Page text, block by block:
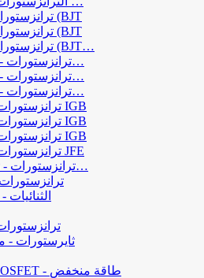
ترانزستورات ثنائية القطب (BJT
ترانزستورات ثنائية القطب (BJT
ترانزستورات ثنائية القطب (BJT…
ترانزستورات - ترانزستورات تأ…
ترانزستورات - ترانزستورات تأ…
ترانزستورات - ترانزستورات تأ…
ترانزستورات - ترانزستورات IGB
ترانزستورات - ترانزستورات IGB
ترانزستورات - ترانزستورات IGB
ترانزستورات - ترانزستورات JFE
ترانزستورات - ترانزستورات أح…
ثايرستورات -
ترانزستورات MOSFET - طاقة منخفض